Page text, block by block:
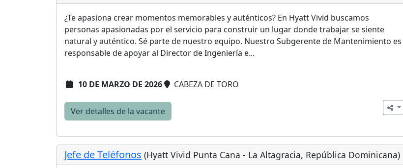
¿Te apasiona crear momentos memorables y auténticos? En Hyatt Vivid buscamos
personas apasionadas por el servicio para construir un lugar donde trabajar se siente
natural y auténtico. Sé parte de nuestro equipo. Nuestro Subgerente de Mantenimiento es
responsable de apoyar al Director de Ingeniería e...
10 DE MARZO DE 2026 CABEZA DE TORO
Ver detalles de la vacante
Jefe de Teléfonos (Hyatt Vivid Punta Cana - La Altagracia, República Dominicana)